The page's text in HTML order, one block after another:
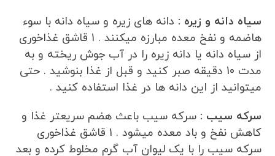
سیاه دانه و زیره : دانه های زیره و سیاه دانه با سوء
هاضمه و نفخ معده مبارزه میکنند . 1 قاشق غذاخوری
از سیاه دانه یا دانه زیره را در آب جوش ریخته و به
مدت 10 دقیقه صبر کنید و قبل از غذا بنوشید . حتی
میتوانید از این دانه ها در غذا استفاده کنید .
سرکه سیب : سرکه سیب باعث هضم سریعتر غذا و
کاهش نفخ و باد معده میشود . 1 قاشق غذاخوری
سرکه سیب را با یک لیوان آب گرم مخلوط کرده و بعد